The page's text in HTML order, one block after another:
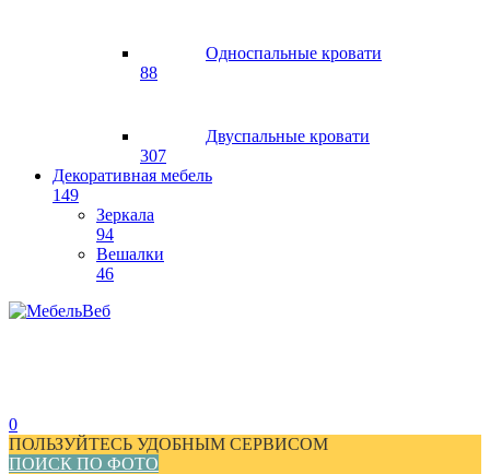
Односпальные кровати
88
Двуспальные кровати
307
Декоративная мебель
149
Зеркала
94
Вешалки
46
0
ПОЛЬЗУЙТЕСЬ УДОБНЫМ СЕРВИСОМ
ПОИСК ПО ФОТО